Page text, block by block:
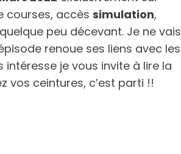
courses, accès simulation,
quelque peu décevant. Je ne vais
renoue ses liens avec les
je vous invite à lire la
vos ceintures, c’est parti !!